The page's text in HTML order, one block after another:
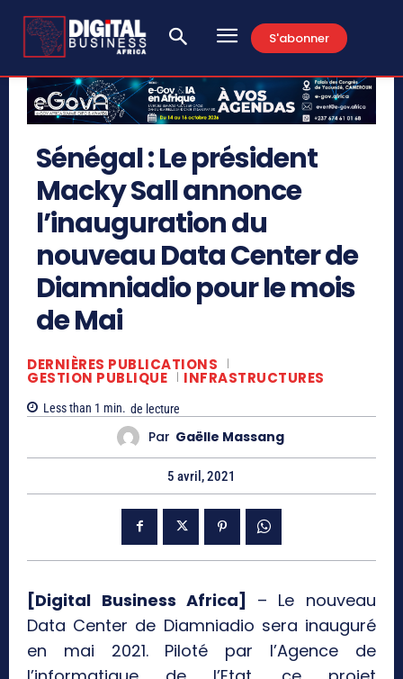
S'abonner
Sénégal : Le président
Macky Sall annonce
l’inauguration du
nouveau Data Center de
Diamniadio pour le mois
de Mai
DERNIÈRES PUBLICATIONS
GESTION PUBLIQUE INFRASTRUCTURES
Less than 1 min. de lecture
Par Gaëlle Massang
5 avril, 2021
[Digital Business Africa] – Le nouveau
Data Center de Diamniadio sera inauguré
en mai 2021. Piloté par l’Agence de